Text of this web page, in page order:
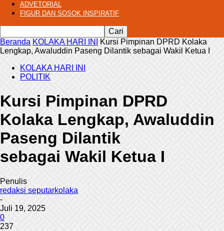
ADVETORIAL
FIGUR DAN SOSOK INSPIRATIF
Beranda KOLAKA HARI INI
Kursi Pimpinan DPRD Kolaka
Lengkap, Awaluddin Paseng Dilantik sebagai Wakil Ketua I
KOLAKA HARI INI
POLITIK
Kursi Pimpinan DPRD
Kolaka Lengkap, Awaluddin
Paseng Dilantik
sebagai Wakil Ketua I
Penulis
redaksi seputarkolaka
-
Juli 19, 2025
0
237